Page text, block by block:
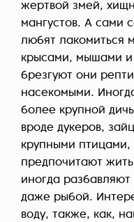
жертвой змей,
мангустов. А сами
любят лакомиться
крысами, мышами
брезгуют они
насекомыми.
более крупной
вроде дукеров,
крупными
предпочитают
иногда
даже рыбой.
воду, также, как,